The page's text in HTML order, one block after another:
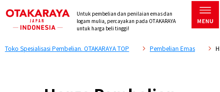
Untuk pembelian dan penilaian emas dan
logam mulia, percayakan pada OTAKARAYA
untuk harga beli tinggi!
Toko Spesialisasi Pembelian. OTAKARAYA TOP Pembelian Emas